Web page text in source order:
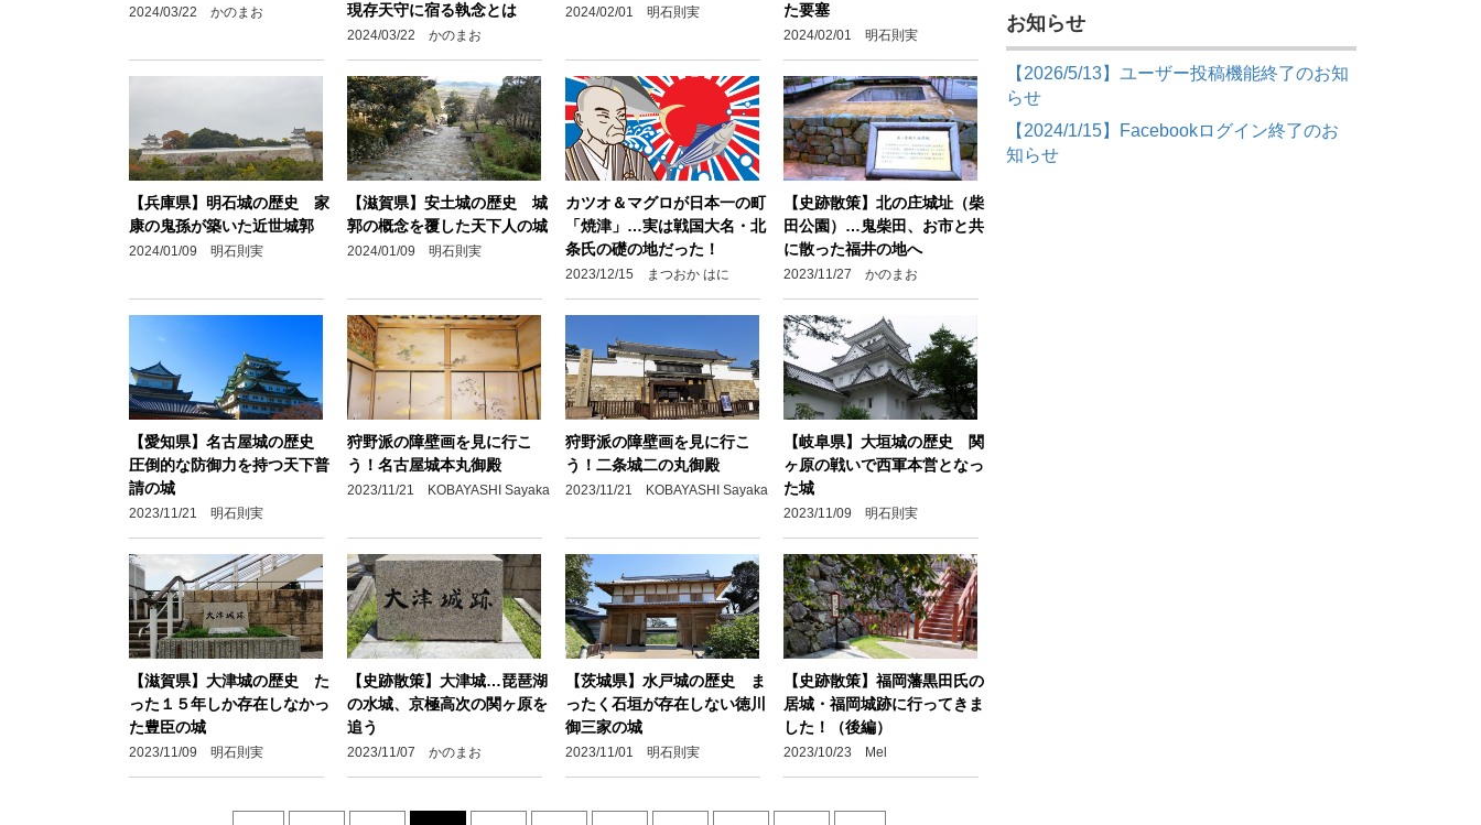
2024/03/22 かのまお
現存天守に宿る執念とは
2024/03/22 かのまお
2024/02/01 明石則実
た要塞
2024/02/01 明石則実
【兵庫県】明石城の歴史 家
康の鬼孫が築いた近世城郭
2024/01/09 明石則実
【滋賀県】安土城の歴史 城
郭の概念を覆した天下人の城
2024/01/09 明石則実
カツオ＆マグロが日本一の町
「焼津」…実は戦国大名・北
条氏の礎の地だった！
2023/12/15 まつおか はに
【史跡散策】北の庄城址（柴
田公園）…鬼柴田、お市と共
に散った福井の地へ
2023/11/27 かのまお
【愛知県】名古屋城の歴史
圧倒的な防御力を持つ天下普
請の城
2023/11/21 明石則実
狩野派の障壁画を見に行こ
う！名古屋城本丸御殿
2023/11/21 KOBAYASHI Sayaka
狩野派の障壁画を見に行こ
う！二条城二の丸御殿
2023/11/21 KOBAYASHI Sayaka
【岐阜県】大垣城の歴史 関
ヶ原の戦いで西軍本営となっ
た城
2023/11/09 明石則実
【滋賀県】大津城の歴史 た
った１５年しか存在しなかっ
た豊臣の城
2023/11/09 明石則実
【史跡散策】大津城…琵琶湖
の水城、京極高次の関ヶ原を
追う
2023/11/07 かのまお
【茨城県】水戸城の歴史 ま
ったく石垣が存在しない徳川
御三家の城
2023/11/01 明石則実
【史跡散策】福岡藩黒田氏の
居城・福岡城跡に行ってきま
した！（後編）
2023/10/23 Mel
お知らせ
【2026/5/13】ユーザー投稿機能終了のお知
らせ
【2024/1/15】Facebookログイン終了のお
知らせ